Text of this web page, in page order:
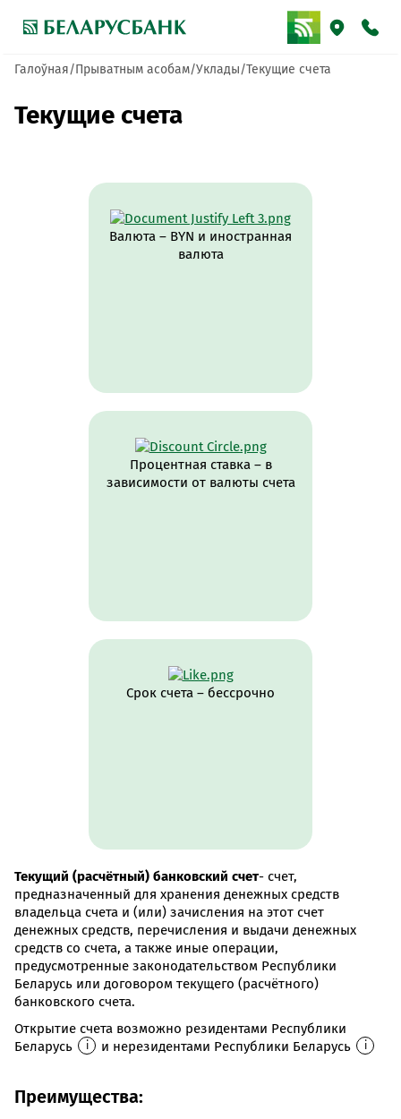
Галоўная Прыватным асобам Уклады Текущие счета
Текущие счета
Валюта – BYN и иностранная
валюта
Процентная ставка – в
зависимости от валюты счета
Срок счета – бессрочно
Текущий (расчётный) банковский счет- счет,
предназначенный для хранения денежных средств
владельца счета и (или) зачисления на этот счет
денежных средств, перечисления и выдачи денежных
средств со счета, а также иные операции,
предусмотренные законодательством Республики
Беларусь или договором текущего (расчётного)
банковского счета.
Открытие счета возможно резидентами Республики
Беларусь
i и нерезидентами Республики Беларусь i
Преимущества: